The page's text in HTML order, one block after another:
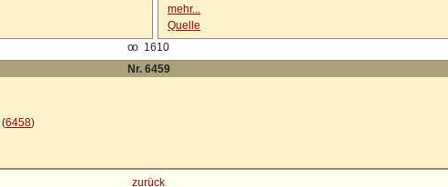
mehr...
Quelle
oo
1610
Nr. 6459
(6458)
zurück